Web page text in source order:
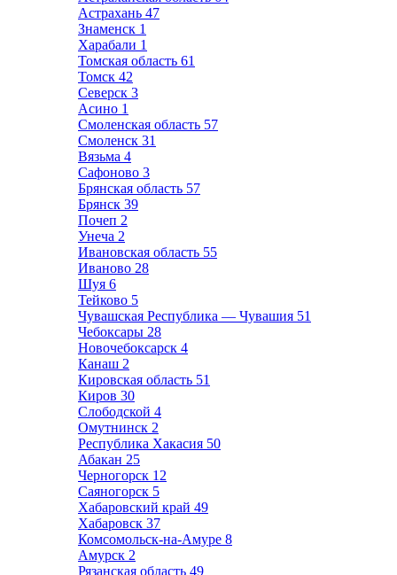
Астрахань 47
Знаменск 1
Харабали 1
Томская область 61
Томск 42
Северск 3
Асино 1
Смоленская область 57
Смоленск 31
Вязьма 4
Сафоново 3
Брянская область 57
Брянск 39
Почеп 2
Унеча 2
Ивановская область 55
Иваново 28
Шуя 6
Тейково 5
Чувашская Республика — Чувашия 51
Чебоксары 28
Новочебоксарск 4
Канаш 2
Кировская область 51
Киров 30
Слободской 4
Омутнинск 2
Республика Хакасия 50
Абакан 25
Черногорск 12
Саяногорск 5
Хабаровский край 49
Хабаровск 37
Комсомольск-на-Амуре 8
Амурск 2
Рязанская область 49